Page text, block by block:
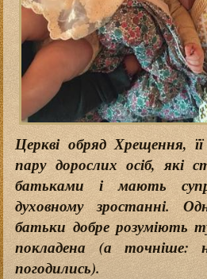
Церкві обряд Хрещення,
пару дорослих осіб, які
батьками і мають
духовному зростанні.
батьки добре розуміють
покладена (а точніше:
погодились).